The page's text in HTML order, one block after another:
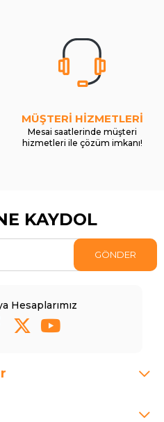
MÜŞTERİ HİZMETLERİ
Mesai saatlerinde müşteri
hizmetleri ile çözüm imkanı!
KAYDOL
GÖNDER
Hesaplarımız